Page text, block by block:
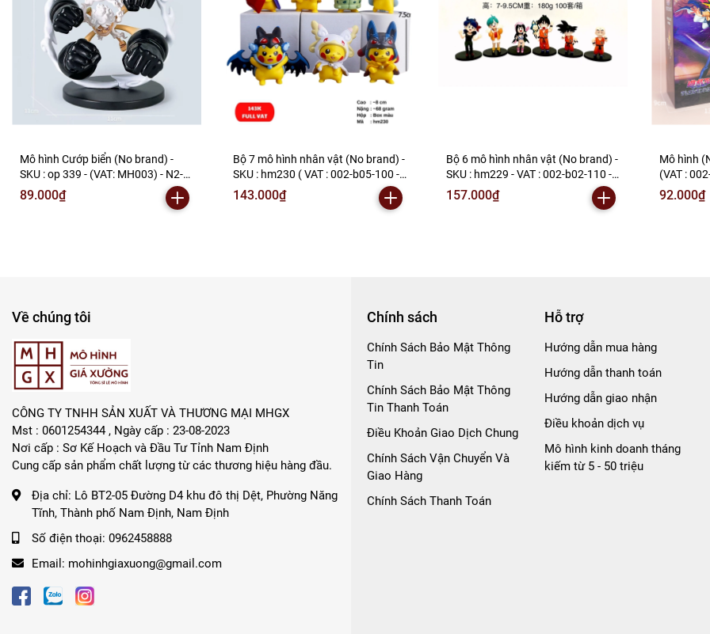
Mô hình Cướp biển (No brand) -
SKU : op 339 - (VAT: MH003) - N2-
F1-S19
89.000₫
Bộ 7 mô hình nhân vật (No brand) -
SKU : hm230 ( VAT : 002-b05-100 -
N2-B1-S3
143.000₫
Bộ 6 mô hình nhân vật (No brand) -
SKU : hm229 - VAT : 002-b02-110 -
N2-B1-S9
157.000₫
Mô hình
(VAT :
92.000₫
Về chúng tôi
CÔNG TY TNHH SẢN XUẤT VÀ THƯƠNG MẠI MHGX
Mst : 0601254344 , Ngày cấp : 23-08-2023
Nơi cấp : Sơ Kế Hoạch và Đầu Tư Tỉnh Nam Định
Cung cấp sản phẩm chất lượng từ các thương hiệu hàng đầu.
Địa chỉ: Lô BT2-05 Đường D4 khu đô thị Dệt, Phường Năng
Tĩnh, Thành phố Nam Định, Nam Định
Số điện thoại: 0962458888
Email: mohinhgiaxuong@gmail.com
Chính sách
Chính Sách Bảo Mật Thông
Tin
Chính Sách Bảo Mật Thông
Tin Thanh Toán
Điều Khoản Giao Dịch Chung
Chính Sách Vận Chuyển Và
Giao Hàng
Chính Sách Thanh Toán
Hỗ trợ
Hướng dẫn mua hàng
Hướng dẫn thanh toán
Hướng dẫn giao nhận
Điều khoản dịch vụ
Mô hình kinh doanh tháng
kiếm từ 5 - 50 triệu